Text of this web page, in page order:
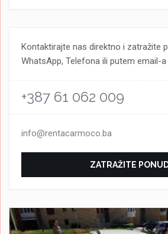
Kontaktirajte nas direktno i zatražite
WhatsApp, Telefona ili putem email-a
+387 61 062 009
info@rentacarmoco.ba
ZATRAŽITE